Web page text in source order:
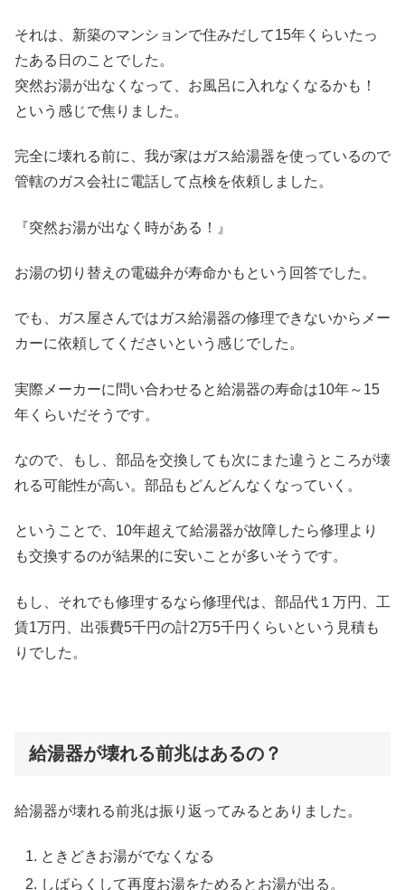
それは、新築のマンションで住みだして15年くらいたっ
たある日のことでした。
突然お湯が出なくなって、お風呂に入れなくなるかも！
という感じで焦りました。
完全に壊れる前に、我が家はガス給湯器を使っているので
管轄のガス会社に電話して点検を依頼しました。
『突然お湯が出なく時がある！』
お湯の切り替えの電磁弁が寿命かもという回答でした。
でも、ガス屋さんではガス給湯器の修理できないからメー
カーに依頼してくださいという感じでした。
実際メーカーに問い合わせると給湯器の寿命は10年～15
年くらいだそうです。
なので、もし、部品を交換しても次にまた違うところが壊
れる可能性が高い。部品もどんどんなくなっていく。
ということで、10年超えて給湯器が故障したら修理より
も交換するのが結果的に安いことが多いそうです。
もし、それでも修理するなら修理代は、部品代１万円、工
賃1万円、出張費5千円の計2万5千円くらいという見積も
りでした。
給湯器が壊れる前兆はあるの？
給湯器が壊れる前兆は振り返ってみるとありました。
ときどきお湯がでなくなる
しばらくして再度お湯をためるとお湯が出る。